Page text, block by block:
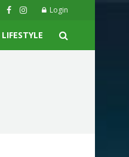
Login
LIFESTYLE